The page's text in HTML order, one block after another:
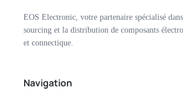
EOS Electronic, votre partenaire spécialisé
sourcing et la distribution de composants
et connectique.
Navigation